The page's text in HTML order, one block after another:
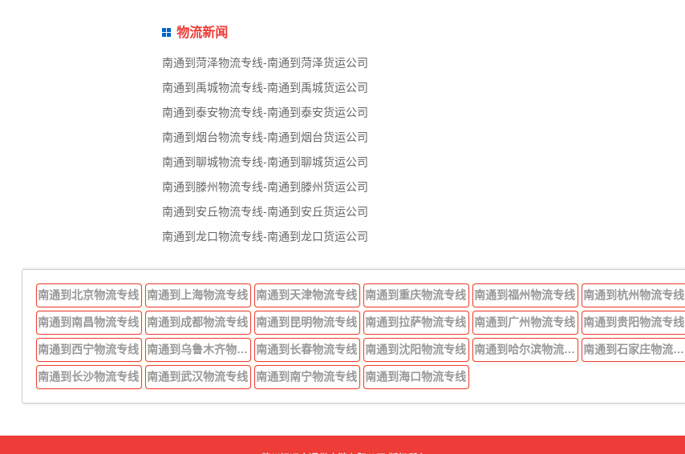
物流新闻
南通到菏泽物流专线-南通到菏泽货运公司
南通到禹城物流专线-南通到禹城货运公司
南通到泰安物流专线-南通到泰安货运公司
南通到烟台物流专线-南通到烟台货运公司
南通到聊城物流专线-南通到聊城货运公司
南通到滕州物流专线-南通到滕州货运公司
南通到安丘物流专线-南通到安丘货运公司
南通到龙口物流专线-南通到龙口货运公司
南通到北京物流专线 南通到上海物流专线 南通到天津物流专线 南通到重庆物流专线 南通到福州物流专线 南通到杭州物流专线
南通到南昌物流专线 南通到成都物流专线 南通到昆明物流专线 南通到拉萨物流专线 南通到广州物流专线 南通到贵阳物流专线
南通到西宁物流专线 南通到乌鲁木齐物流专线 南通到长春物流专线 南通到沈阳物流专线 南通到哈尔滨物流专线 南通到石家庄物流专线
南通到长沙物流专线 南通到武汉物流专线 南通到南宁物流专线 南通到海口物流专线